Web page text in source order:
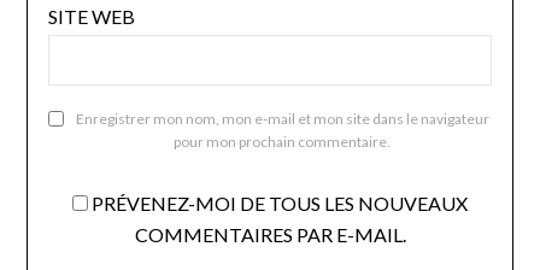
SITE WEB
Enregistrer mon nom, mon e-mail et mon site dans le navigateur
pour mon prochain commentaire.
PRÉVENEZ-MOI DE TOUS LES NOUVEAUX
COMMENTAIRES PAR E-MAIL.